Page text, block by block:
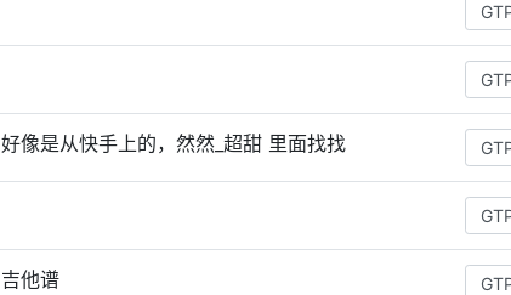
好像是从快手上的，然然_超甜 里面找找
吉他谱